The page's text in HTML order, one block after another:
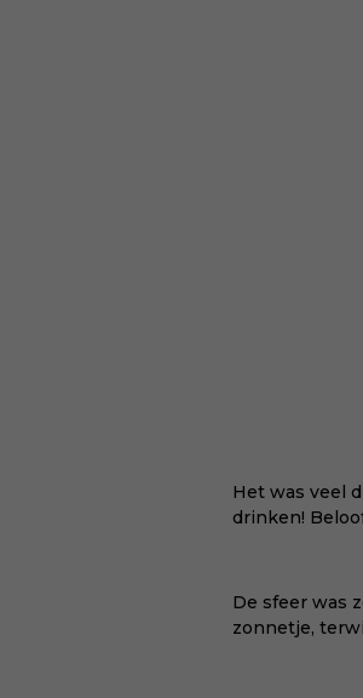
Het was veel
drinken!
De sfeer was
zonnetje,